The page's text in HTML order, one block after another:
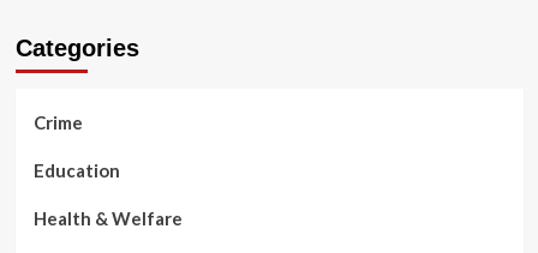
Categories
Crime
Education
Health & Welfare